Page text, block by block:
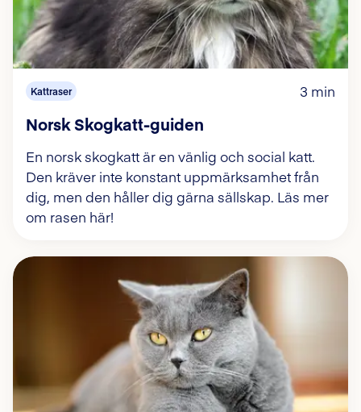
Kattraser 3 min
Norsk Skogkatt-guiden
En norsk skogkatt är en vänlig och social katt.
Den kräver inte konstant uppmärksamhet från
dig, men den håller dig gärna sällskap. Läs mer
om rasen här!